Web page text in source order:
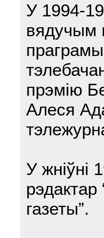
У 1994-
вядучым
прэмію
Алеся
У жніўні
газеты”.